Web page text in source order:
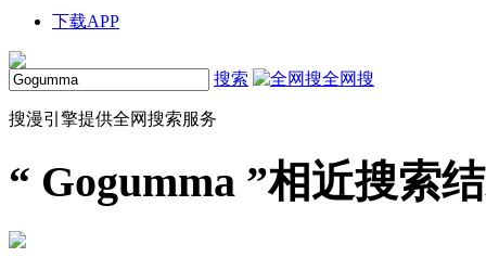
下载APP
搜索 全网搜
搜漫引擎提供全网搜索服务
“ Gogumma ”相近搜索